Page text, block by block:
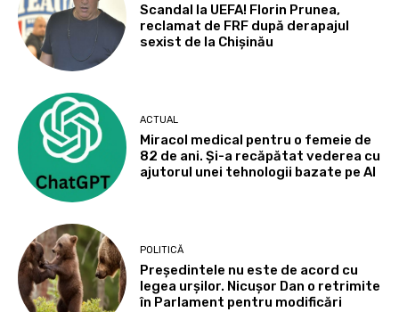
Scandal la UEFA! Florin Prunea,
reclamat de FRF după derapajul
sexist de la Chișinău
ACTUAL
Miracol medical pentru o femeie de
82 de ani. Și-a recăpătat vederea cu
ajutorul unei tehnologii bazate pe AI
POLITICĂ
Președintele nu este de acord cu
legea urșilor. Nicușor Dan o retrimite
în Parlament pentru modificări